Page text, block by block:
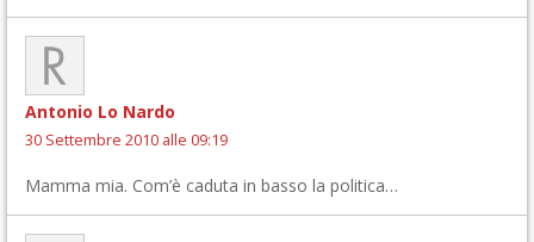
Antonio Lo Nardo
30 Settembre 2010 alle 09:19
Mamma mia. Com’è caduta in basso la politica…